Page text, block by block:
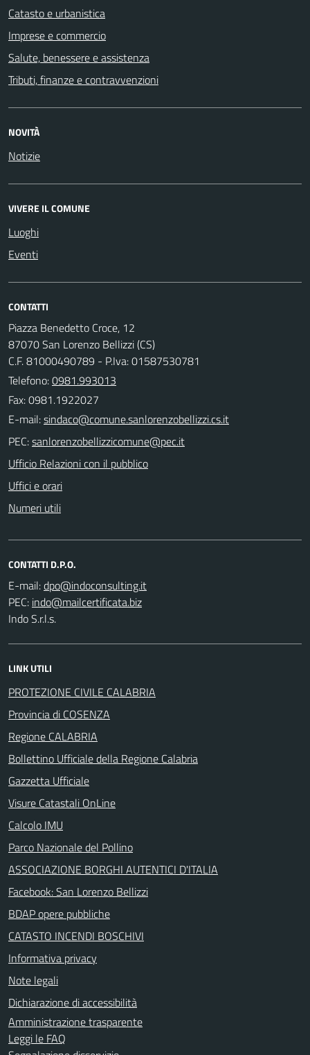
Catasto e urbanistica
Imprese e commercio
Salute, benessere e assistenza
Tributi, finanze e contravvenzioni
NOVITÀ
Notizie
VIVERE IL COMUNE
Luoghi
Eventi
CONTATTI
Piazza Benedetto Croce, 12
87070 San Lorenzo Bellizzi (CS)
C.F. 81000490789 - P.Iva: 01587530781
Telefono:0981.993013
Fax: 0981.1922027
E-mail:
PEC:
Ufficio Relazioni con il pubblico
Uffici e orari
Numeri utili
CONTATTI D.P.O.
E-mail:
PEC:
Indo S.r.l.s.
LINK UTILI
PROTEZIONE CIVILE CALABRIA
Provincia di COSENZA
Regione CALABRIA
Bollettino Ufficiale della Regione Calabria
Gazzetta Ufficiale
Visure Catastali OnLine
Calcolo IMU
Parco Nazionale del Pollino
ASSOCIAZIONE BORGHI AUTENTICI D'ITALIA
Facebook: San Lorenzo Bellizzi
BDAP opere pubbliche
CATASTO INCENDI BOSCHIVI
Informativa privacy
Note legali
Dichiarazione di accessibilità
Amministrazione trasparente
Leggi le FAQ